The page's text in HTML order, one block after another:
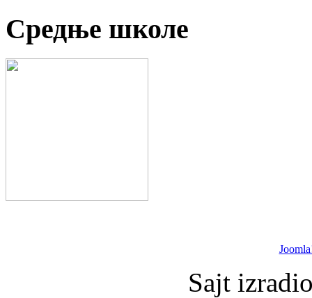
Средње школе
Sajt